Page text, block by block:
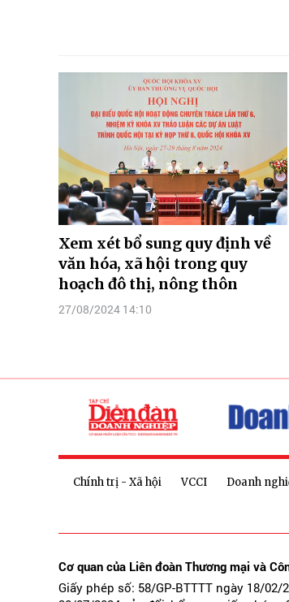
Xem xét bổ sung quy định về
văn hóa, xã hội trong quy
hoạch đô thị, nông thôn
27/08/2024 14:10
Chính trị - Xã hội VCCI Doanh
Cơ quan của Liên đoàn Thương mại và
Giấy phép số: 58/GP-BTTTT ngày 18/